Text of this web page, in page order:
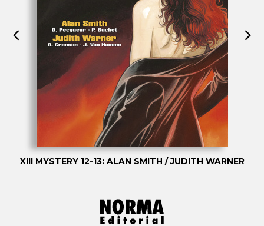
XIII MYSTERY 12-13: ALAN SMITH / JUDITH WARNER